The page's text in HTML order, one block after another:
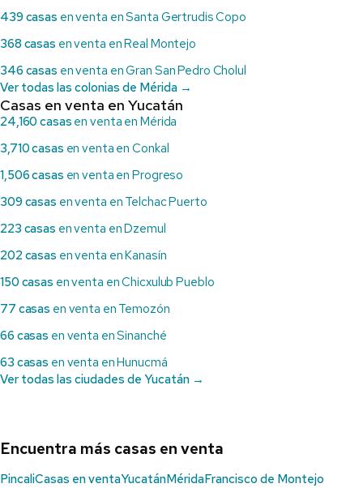
439 casas en venta en Santa Gertrudis Copo
368 casas en venta en Real Montejo
346 casas en venta en Gran San Pedro Cholul
Ver todas las colonias de Mérida →
Casas en venta en Yucatán
24,160 casas en venta en Mérida
3,710 casas en venta en Conkal
1,506 casas en venta en Progreso
309 casas en venta en Telchac Puerto
223 casas en venta en Dzemul
202 casas en venta en Kanasín
150 casas en venta en Chicxulub Pueblo
77 casas en venta en Temozón
66 casas en venta en Sinanché
63 casas en venta en Hunucmá
Ver todas las ciudades de Yucatán →
Encuentra más casas en venta
PincaliCasas en ventaYucatánMéridaFrancisco de Montejo